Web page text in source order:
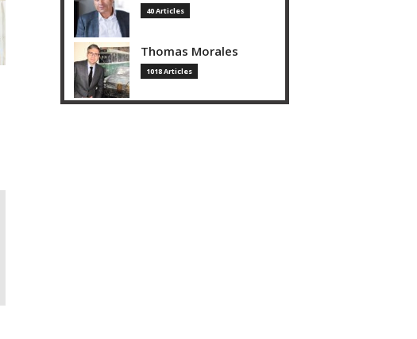
40 Articles
Thomas Morales
1018 Articles